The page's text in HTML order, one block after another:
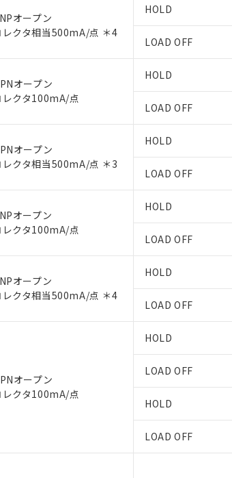
オープン
レクタ相当500mA/点 ＊4
HOLD
LOAD OFF
オープン
レクタ100mA/点
HOLD
LOAD OFF
オープン
レクタ相当500mA/点 ＊3
HOLD
LOAD OFF
オープン
レクタ100mA/点
HOLD
LOAD OFF
オープン
レクタ相当500mA/点 ＊4
HOLD
LOAD OFF
オープン
レクタ100mA/点
HOLD
LOAD OFF
HOLD
LOAD OFF